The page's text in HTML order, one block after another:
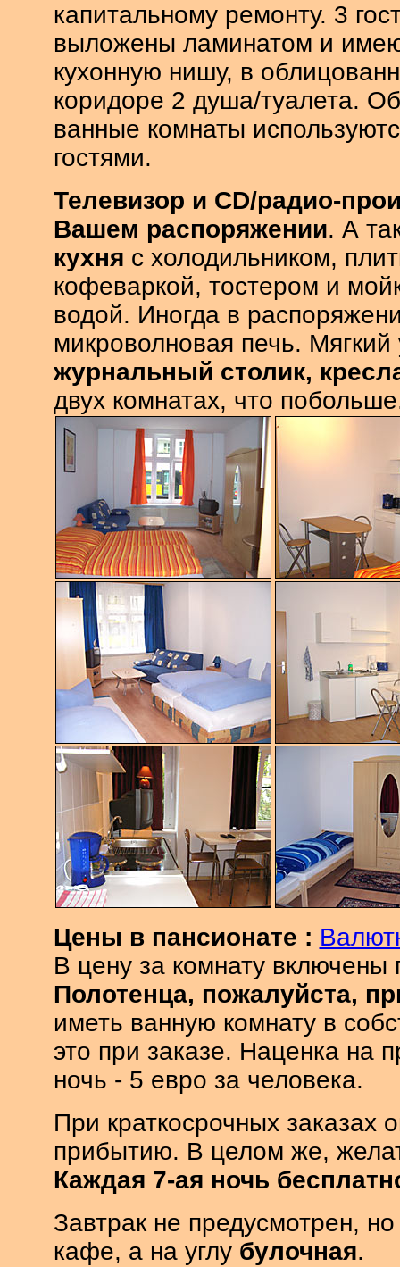
капитальному ремонту. 3
выложены ламинатом и
кухонную нишу, в
коридоре 2 душа/туалета.
ванные комнаты
гостями.
Телевизор и CD/радио-
Вашем распоряжении. А
кухня с холодильником,
кофеваркой, тостером и
водой. Иногда в
микроволновая печь. Мягкий
журнальный столик,
двух комнатах, что
Цены в пансионате :
В цену за комнату
Полотенца, пожалуйста,
иметь ванную комнату в
это при заказе. Наценка на
ночь - 5 евро за человека.
При краткосрочных заказах
прибытию. В целом же,
Каждая 7-ая ночь
Завтрак не предусмотрен,
кафе, а на углу булочная.